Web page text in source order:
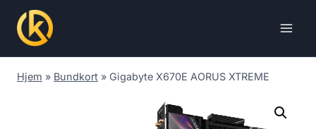
content
Hjem » Bundkort » Gigabyte X670E AORUS XTREME